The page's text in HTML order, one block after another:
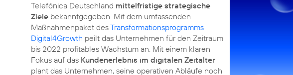
Telefónica Deutschland mittelfristige strategische
Ziele bekanntgegeben. Mit dem umfassenden
Maßnahmenpaket desTransformationsprogramms
Digital4Growth peilt das Unternehmen für den Zeitraum
bis 2022 profitables Wachstum an. Mit einem klaren
Fokus auf das Kundenerlebnis im digitalen Zeitalter
plant das Unternehmen, seine operativen Abläufe noch